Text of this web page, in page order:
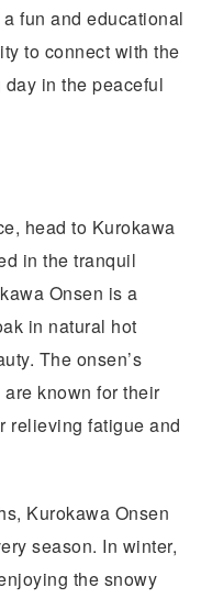
fun and educational
to connect with the
in the peaceful
head to Kurokawa
in the tranquil
Onsen is a
in natural hot
The onsen’s
known for their
relieving fatigue and
Kurokawa Onsen
season. In winter,
the snowy